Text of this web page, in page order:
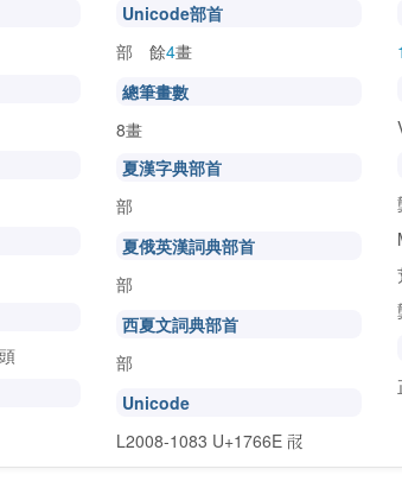
Unicode部首
部 餘4畫
總筆畫數
8畫
夏漢字典部首
部
夏俄英漢詞典部首
部
西夏文詞典部首
部
Unicode
L2008-1083 U+1766E 𗙮